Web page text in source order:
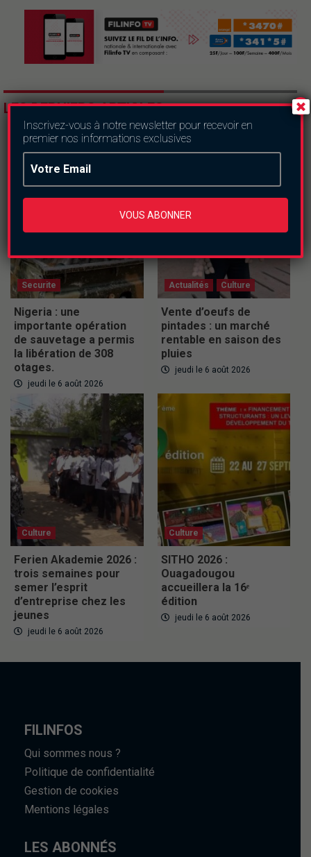
LES DERNIERS ARTICLES
Securite
Nigeria : une
importante opération
de sauvetage a permis
la libération de 308
otages.
jeudi le 6 août 2026
Actualités Culture
Vente d’oeufs de
pintades : un marché
rentable en saison des
pluies
jeudi le 6 août 2026
Culture
Ferien Akademie 2026 :
trois semaines pour
semer l’esprit
d’entreprise chez les
jeunes
jeudi le 6 août 2026
Culture
SITHO 2026 :
Ouagadougou
accueillera la 16ᵉ
édition
jeudi le 6 août 2026
FILINFOS
Qui sommes nous ?
Politique de confidentialité
Gestion de cookies
Mentions légales
LES ABONNÉS
Inscrivez-vous à notre newsletter pour recevoir en
premier nos informations exclusives
VOUS ABONNER